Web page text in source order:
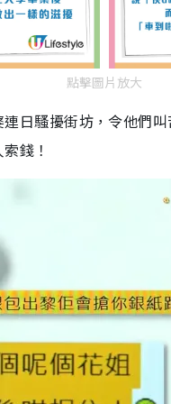
點擊圖片放大
日騷擾街坊，令他們
錢！